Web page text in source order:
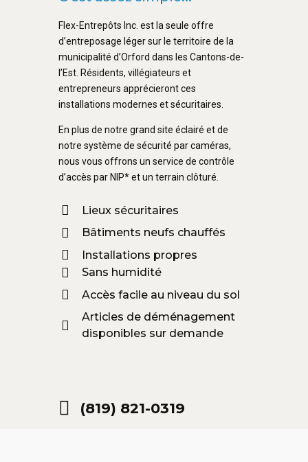
Flex-Entrepôts Inc. est la seule offre
d’entreposage léger sur le territoire de la
municipalité d’Orford dans les Cantons-de-
l’Est. Résidents, villégiateurs et
entrepreneurs apprécieront ces
installations modernes et sécuritaires.
En plus de notre grand site éclairé et de
notre système de sécurité par caméras,
nous vous offrons un service de contrôle
d’accès par NIP* et un terrain clôturé.
Lieux sécuritaires
Bâtiments neufs chauffés
Installations propres
Sans humidité
Accès facile au niveau du sol
Articles de déménagement
disponibles sur demande
(819) 821-0319